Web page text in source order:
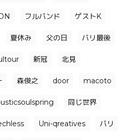
フルバンド ゲストK
夏休み 父の日 バリ最後
新冠 北見
森俊之 door macoto
同じ世界
Uni-qreatives バリ